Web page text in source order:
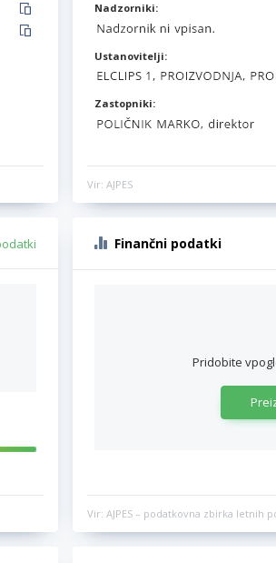
Nadzorniki:
Ustanovitelji:
Zastopniki:
Vir: AJPES
Finančni podatki
Pridobite
Vir: AJPES – podatkovna zbirka letnih